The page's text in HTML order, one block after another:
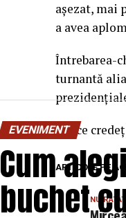
aşezat, mai
a avea
Întrebarea-
turnantă
Voi ce
ARTICOLE PE
NU RATATI
EVENIMENT
Cum
buchet